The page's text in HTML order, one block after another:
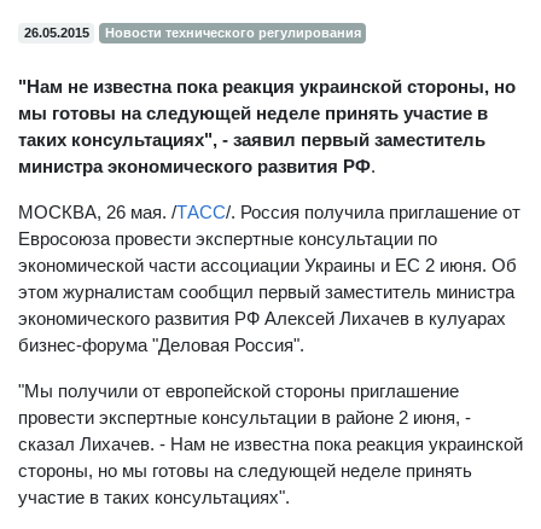
26.05.2015 Новости технического регулирования
"Нам не известна пока реакция украинской стороны, но
мы готовы на следующей неделе принять участие в
таких консультациях", - заявил первый заместитель
министра экономического развития РФ.
МОСКВА, 26 мая. /ТАСС/. Россия получила приглашение от
Евросоюза провести экспертные консультации по
экономической части ассоциации Украины и ЕС 2 июня. Об
этом журналистам сообщил первый заместитель министра
экономического развития РФ Алексей Лихачев в кулуарах
бизнес-форума "Деловая Россия".
"Мы получили от европейской стороны приглашение
провести экспертные консультации в районе 2 июня, -
сказал Лихачев. - Нам не известна пока реакция украинской
стороны, но мы готовы на следующей неделе принять
участие в таких консультациях".